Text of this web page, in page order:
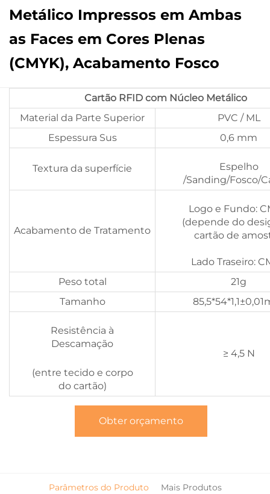
Metálico Impressos em Ambas
as Faces em Cores Plenas
(CMYK), Acabamento Fosco
Cartão RFID com Núcleo Metálico
Material da Parte Superior
PVC / ML
Espessura Sus
0,6 mm
Textura da superfície
Espelho
/Sanding/Fosco/
Acabamento de Tratamento
Logo e Fundo:
(depende do
cartão de
Lado Traseiro:
Peso total
21g
Tamanho
Resistência à
Descamação
(entre tecido e corpo
do cartão)
≥ 4,5 N
Obter orçamento
Parâmetros do Produto Mais Produtos